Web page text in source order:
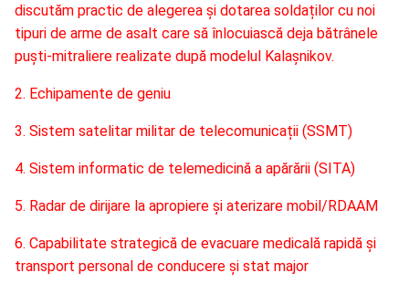
discutăm practic de alegerea și dotarea soldaților cu noi
tipuri de arme de asalt care să înlocuiască deja bătrânele
puști-mitraliere realizate după modelul Kalașnikov.
2. Echipamente de geniu
3. Sistem satelitar militar de telecomunicații (SSMT)
4. Sistem informatic de telemedicină a apărării (SITA)
5. Radar de dirijare la apropiere și aterizare mobil/RDAAM
6. Capabilitate strategică de evacuare medicală rapidă și
transport personal de conducere și stat major